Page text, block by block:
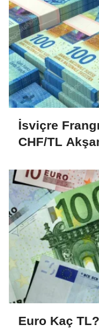
İsviçre
CHF/TL
Euro Kaç